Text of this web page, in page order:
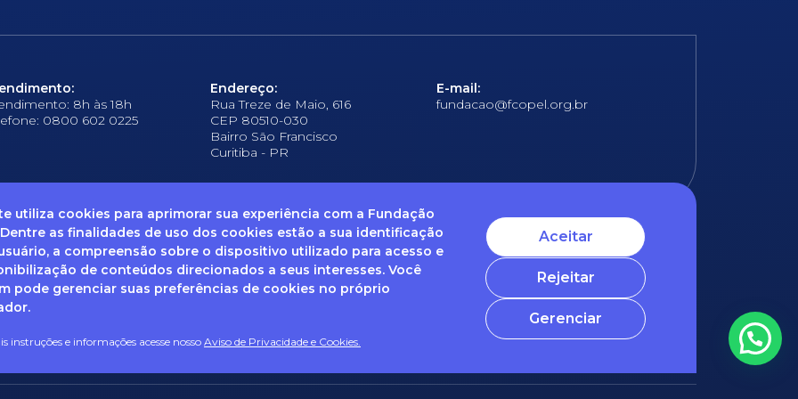
utiliza cookies para aprimorar sua experiência com a Fundação
Dentre as finalidades de uso dos cookies estão a sua identificação
a compreensão sobre o dispositivo utilizado para acesso e
de conteúdos direcionados a seus interesses. Você
pode gerenciar suas preferências de cookies no próprio
instruções e informações acesse nosso Aviso de Privacidade e Cookies.
Aceitar
Rejeitar
Gerenciar
8h às 18h
0800 602 0225
Endereço:
Rua Treze de Maio, 616
CEP 80510-030
Bairro São Francisco
Curitiba - PR
E-mail:
fundacao@fcopel.org.br
Ouvidoria Canal de Denúncias Solicitação de informações Documentos obrigatórios
dúvidas sobre Privacidade de Dados e LGPD, entre em contato com o nosso DPO (encarregado de dados)
dpo@fcopel.org.br